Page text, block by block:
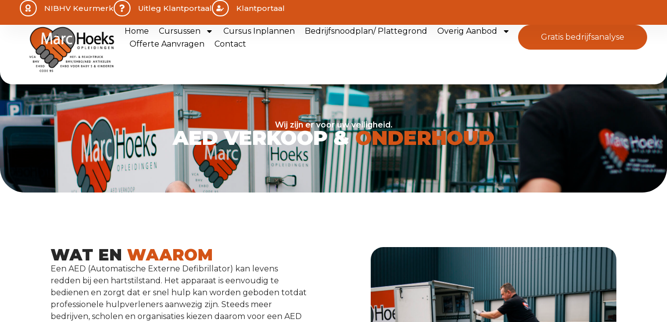
NIBHV Keurmerk Uitleg Klantportaal Klantportaal
Home Cursussen Cursus Inplannen Bedrijfsnoodplan/ Plattegrond
Overig Aanbod
Offerte Aanvragen
Contact
gratis bedrijfsanalyse
Wij zijn er voor uw veiligheid.
AED VERKOOP &ONDERHOUD
WAT EN WAAROM
Een AED (Automatische Externe Defibrillator) kan levens
redden bij een hartstilstand. Het apparaat is eenvoudig te
bedienen en zorgt dat er snel hulp kan worden geboden totdat
professionele hulpverleners aanwezig zijn. Steeds meer
bedrijven, scholen en organisaties kiezen daarom voor een AED